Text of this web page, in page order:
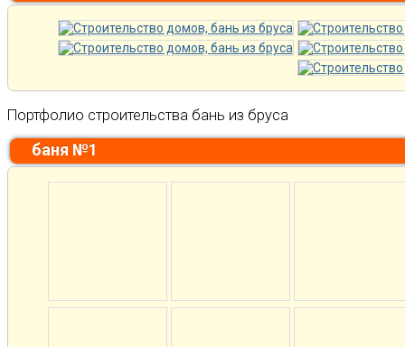
Портфолио строительства бань из бруса
баня №1